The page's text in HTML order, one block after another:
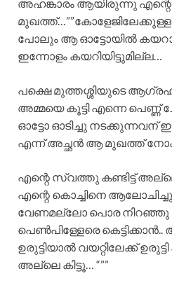
അഹങ്കാരം ആയിരുന്നു എന്റെ
മുഖത്ത്…””കോളേജിലേക്കുള്ള
പോലും ആ ഓട്ടോയിൽ
ഇന്നോളം കയറിയിട്ടുമില്ല…
പക്ഷെ മുത്തശ്ശിയുടെ ആഗ്രഹം
അമ്മയെ കൂട്ടി എന്നെ പെണ്ണ്
ഓട്ടോ ഓടിച്ചു നടക്കുന്നവന് ഈ
എന്ന് അച്ഛൻ ആ മുഖത്ത്
എന്റെ സ്വത്തു കണ്ടിട്ട്
എന്റെ കൊച്ചിനെ ആലോചിച്ചു
വേണമല്ലോ പൊര നിറഞ്ഞു
പെൺപിള്ളേരെ
ഉരുട്ടിയാൽ വയറ്റിലേക്ക്
അല്ലെ കിട്ടൂ… “””